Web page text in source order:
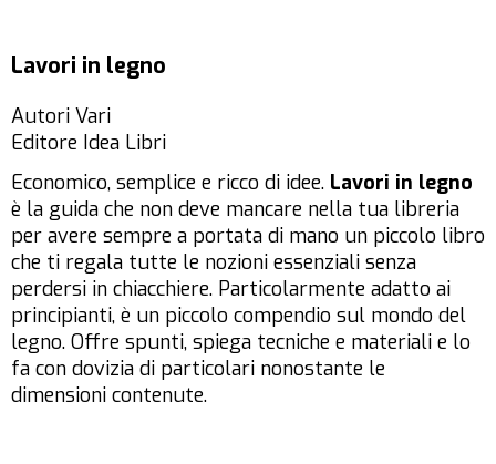
Lavori in legno
Autori Vari
Editore Idea Libri
Economico, semplice e ricco di idee. Lavori in legno
è la guida che non deve mancare nella tua libreria
per avere sempre a portata di mano un piccolo libro
che ti regala tutte le nozioni essenziali senza
perdersi in chiacchiere. Particolarmente adatto ai
principianti, è un piccolo compendio sul mondo del
legno. Offre spunti, spiega tecniche e materiali e lo
fa con dovizia di particolari nonostante le
dimensioni contenute.